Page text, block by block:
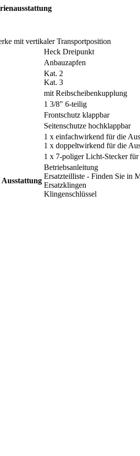
mit vertikaler Transportposition
Heck Dreipunkt
Anbauzapfen
Kat. 2
Kat. 3
mit Reibscheibenkupplung
1 3/8" 6-teilig
Frontschutz klappbar
Seitenschutze hochklappbar
1 x einfachwirkend für die
1 x doppeltwirkend für die
1 x 7-poliger Licht-Stecker
Ausstattung
Betriebsanleitung
Ersatzteilliste - Finden Sie in
Ersatzklingen
Klingenschlüssel